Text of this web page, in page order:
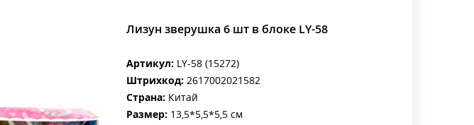
Лизун зверушка 6 шт в блоке LY-58
Артикул: LY-58 (15272)
Штрихкод: 2617002021582
Страна: Китай
Размер: 13,5*5,5*5,5 см